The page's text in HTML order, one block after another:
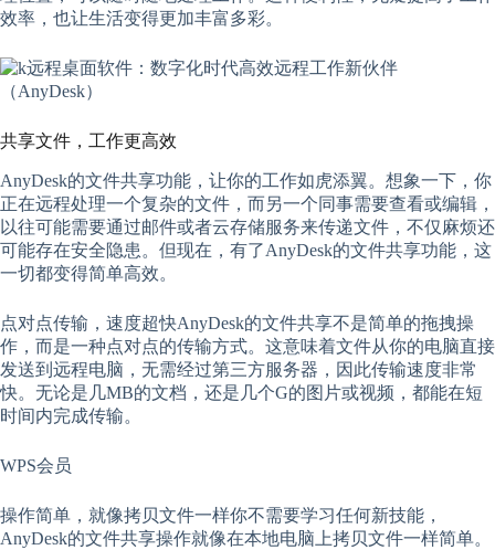
效率，也让生活变得更加丰富多彩。
共享文件，工作更高效
AnyDesk的文件共享功能，让你的工作如虎添翼。想象一下，你
正在远程处理一个复杂的文件，而另一个同事需要查看或编辑，
以往可能需要通过邮件或者云存储服务来传递文件，不仅麻烦还
可能存在安全隐患。但现在，有了AnyDesk的文件共享功能，这
一切都变得简单高效。
点对点传输，速度超快AnyDesk的文件共享不是简单的拖拽操
作，而是一种点对点的传输方式。这意味着文件从你的电脑直接
发送到远程电脑，无需经过第三方服务器，因此传输速度非常
快。无论是几MB的文档，还是几个G的图片或视频，都能在短
时间内完成传输。
WPS会员
操作简单，就像拷贝文件一样你不需要学习任何新技能，
AnyDesk的文件共享操作就像在本地电脑上拷贝文件一样简单。